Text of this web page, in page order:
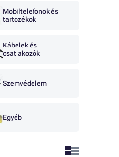
Mobiltelefonok és
tartozékok
Kábelek és
csatlakozók
Szemvédelem
Egyéb